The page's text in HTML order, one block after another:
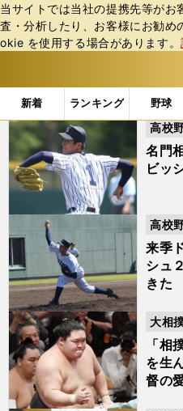
当サイトでは当社の提携先等がお
査・分析したり、お客様にお勧め
okie を使⽤する場合があります。
新着 ランキング 野球
b
ス
ポ
ル
テ
ィ
バ
「#埼玉栄」の最新ニュ
名門
ビッ
高校
来季
シュ
きた
高校
「相
を生
督の
大相